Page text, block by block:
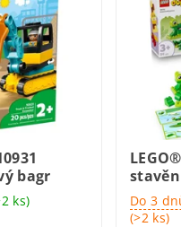
bagr
ks)
Do 3
(>2 ks)